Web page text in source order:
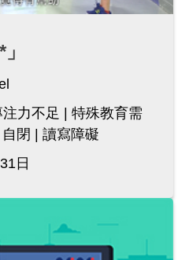
力不足
特殊教育需
自閉
讀寫障礙
日